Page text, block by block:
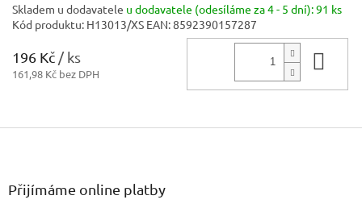
Skladem u dodavatele u dodavatele (odesíláme za 4 - 5 dní):91 ks
Kód produktu: H13013/XS EAN:8592390157287
196 Kč / ks
161,98 Kč bez DPH
Z
Přijímáme online platby